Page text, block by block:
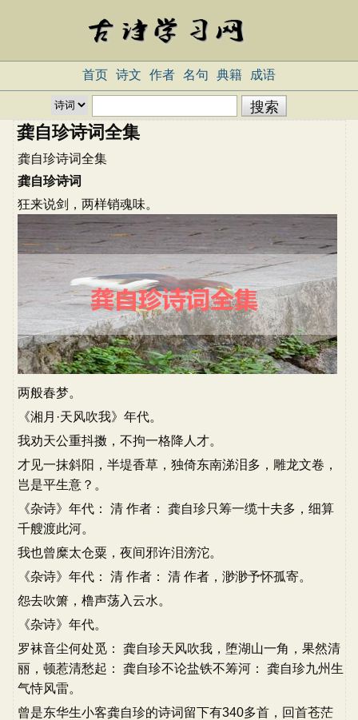
首页 诗文 作者 名句 典籍 成语
龚自珍诗词全集
龚自珍诗词全集
龚自珍诗词
狂来说剑，两样销魂味。
两般春梦。
《湘月·天风吹我》年代。
我劝天公重抖擞，不拘一格降人才。
才见一抹斜阳，半堤香草，独倚东南涕泪多，雕龙文卷，
岂是平生意？。
《杂诗》年代： 清 作者： 龚自珍只筹一缆十夫多，细算
千艘渡此河。
我也曾糜太仓粟，夜间邪许泪滂沱。
《杂诗》年代： 清 作者： 清 作者，渺渺予怀孤寄。
怨去吹箫，橹声荡入云水。
《杂诗》年代。
罗袜音尘何处觅： 龚自珍天风吹我，堕湖山一角，果然清
丽，顿惹清愁起： 龚自珍不论盐铁不筹河： 龚自珍九州生
气恃风雷。
曾是东华生小客龚自珍的诗词留下有340多首，回首苍茫